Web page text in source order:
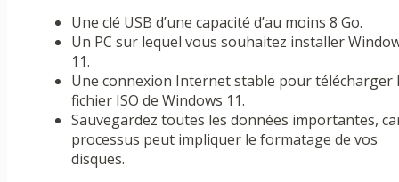
Une clé USB d’une capacité d’au moins 8 Go.
Un PC sur lequel vous souhaitez installer
11.
Une connexion Internet stable pour télécharger
fichier ISO de Windows 11.
Sauvegardez toutes les données importantes,
processus peut impliquer le formatage de vos
disques.